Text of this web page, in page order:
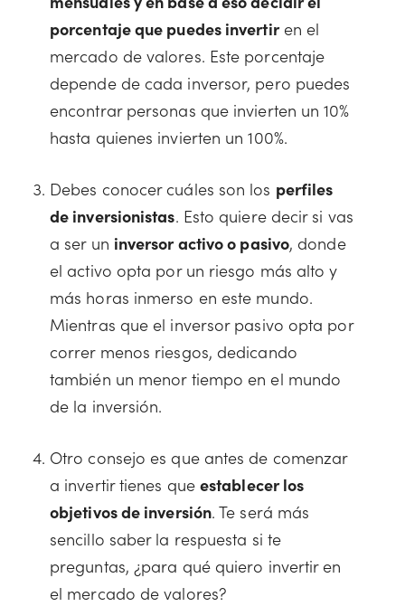
porcentaje que puedes invertiren el
mercado de valores. Este porcentaje
depende de cada inversor, pero puedes
encontrar personas que invierten un 10%
hasta quienes invierten un 100%.
Debes conocer cuáles son los perfiles
de inversionistas. Esto quiere decir si vas
a ser un inversor activo o pasivo, donde
el activo opta por un riesgo más alto y
más horas inmerso en este mundo.
Mientras que el inversor pasivo opta por
correr menos riesgos, dedicando
también un menor tiempo en el mundo
de la inversión.
Otro consejo es que antes de comenzar
a invertir tienes que establecer los
objetivos de inversión. Te será más
sencillo saber la respuesta si te
preguntas, ¿para qué quiero invertir en
el mercado de valores?